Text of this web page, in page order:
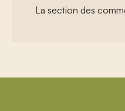
La section des